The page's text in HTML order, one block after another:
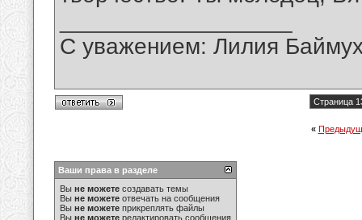
С уважением: Лилия
Страница
«
Ваши права в разделе
Вы не можете создавать темы
Вы не можете отвечать на сообщения
Вы не можете прикреплять файлы
Вы не можете редактировать сообщения